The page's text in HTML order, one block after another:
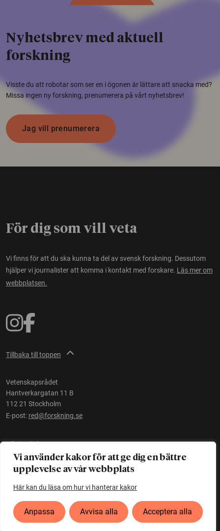
Vi använder kakor för att ge dig en bättre
upplevelse av vår webbplats
Här kan du läsa om hur vi hanterar kakor
Anpassa Avvisa alla Acceptera alla
Nyhetsbrev med aktuell
forskning
Visste du att robotar som ser en i ögonen är lättare att snacka med?
Missa ingen ny forskning, prenumerera på vårt nyhetsbrev!
Jag vill prenumerera
För dig som vill veta
Vi finns för att du ska kunna ta del av svensk forskning. Dessutom
hjälper vi journalister att komma i kontakt med forskare. Läs mer om
webbplatsen.
Tillbaka till toppen
Vetenskapsrådet
Hantverkargatan 11 B
112 21 Stockholm
E-post: red@forskning.se
Tillgänglighet
Ett initiativ avVetenskapsrådet